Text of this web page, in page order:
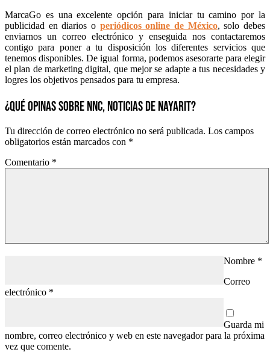
MarcaGo es una excelente opción para iniciar tu camino por la
publicidad en diarios o periódicos online de México, solo debes
enviarnos un correo electrónico y enseguida nos contactaremos
contigo para poner a tu disposición los diferentes servicios que
tenemos disponibles. De igual forma, podemos asesorarte para elegir
el plan de marketing digital, que mejor se adapte a tus necesidades y
logres los objetivos pensados para tu empresa.
¿QUÉ OPINAS SOBRE NNC, NOTICIAS DE NAYARIT?
Tu dirección de correo electrónico no será publicada. Los campos
obligatorios están marcados con *
Comentario *
Nombre *
Correo
electrónico *
Guarda mi
nombre, correo electrónico y web en este navegador para la próxima
vez que comente.